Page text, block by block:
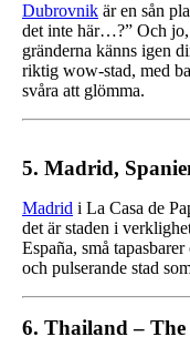
Dubrovnik är en sån
det inte här…?” Och jo,
gränderna känns igen
riktig wow‑stad, med
svåra att glömma.
5. Madrid,
Madrid i La Casa de
det är staden i
España, små
och pulserande stad
6. Thailand –